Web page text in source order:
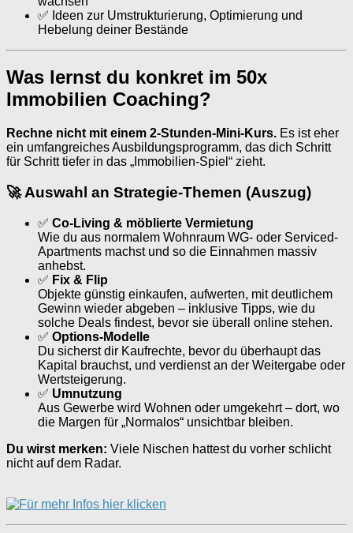
✅ Ideen zur Umstrukturierung, Optimierung und
Hebelung deiner Bestände
Was lernst du konkret im 50x
Immobilien Coaching?
Rechne nicht mit einem 2-Stunden-Mini-Kurs. Es ist eher
ein umfangreiches Ausbildungsprogramm, das dich Schritt
für Schritt tiefer in das „Immobilien-Spiel“ zieht.
🚀 Auswahl an Strategie-Themen (Auszug)
✅ Co-Living & möblierte Vermietung
Wie du aus normalem Wohnraum WG- oder Serviced-
Apartments machst und so die Einnahmen massiv
anhebst.
✅ Fix & Flip
Objekte günstig einkaufen, aufwerten, mit deutlichem
Gewinn wieder abgeben – inklusive Tipps, wie du
solche Deals findest, bevor sie überall online stehen.
✅ Options-Modelle
Du sicherst dir Kaufrechte, bevor du überhaupt das
Kapital brauchst, und verdienst an der Weitergabe oder
Wertsteigerung.
✅ Umnutzung
Aus Gewerbe wird Wohnen oder umgekehrt – dort, wo
die Margen für „Normalos“ unsichtbar bleiben.
Du wirst merken: Viele Nischen hattest du vorher schlicht
nicht auf dem Radar.